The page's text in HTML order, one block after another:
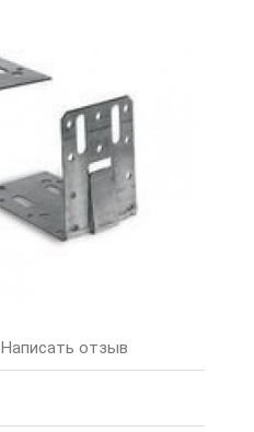
Написать отзыв